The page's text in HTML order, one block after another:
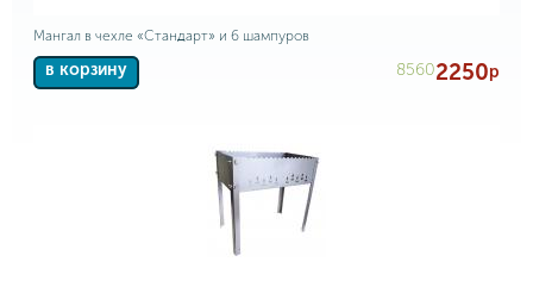
Мангал в чехле «Стандарт» и 6 шампуров
в корзину 85602250р